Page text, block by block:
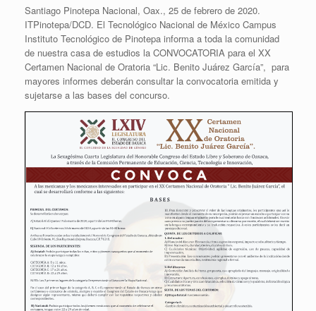
Santiago Pinotepa Nacional, Oax., 25 de febrero de 2020.
ITPinotepa/DCD. El Tecnológico Nacional de México Campus
Instituto Tecnológico de Pinotepa informa a toda la comunidad
de nuestra casa de estudios la CONVOCATORIA para el XX
Certamen Nacional de Oratoria “Lic. Benito Juárez García”, para
mayores informes deberán consultar la convocatoria emitida y
sujetarse a las bases del concurso.